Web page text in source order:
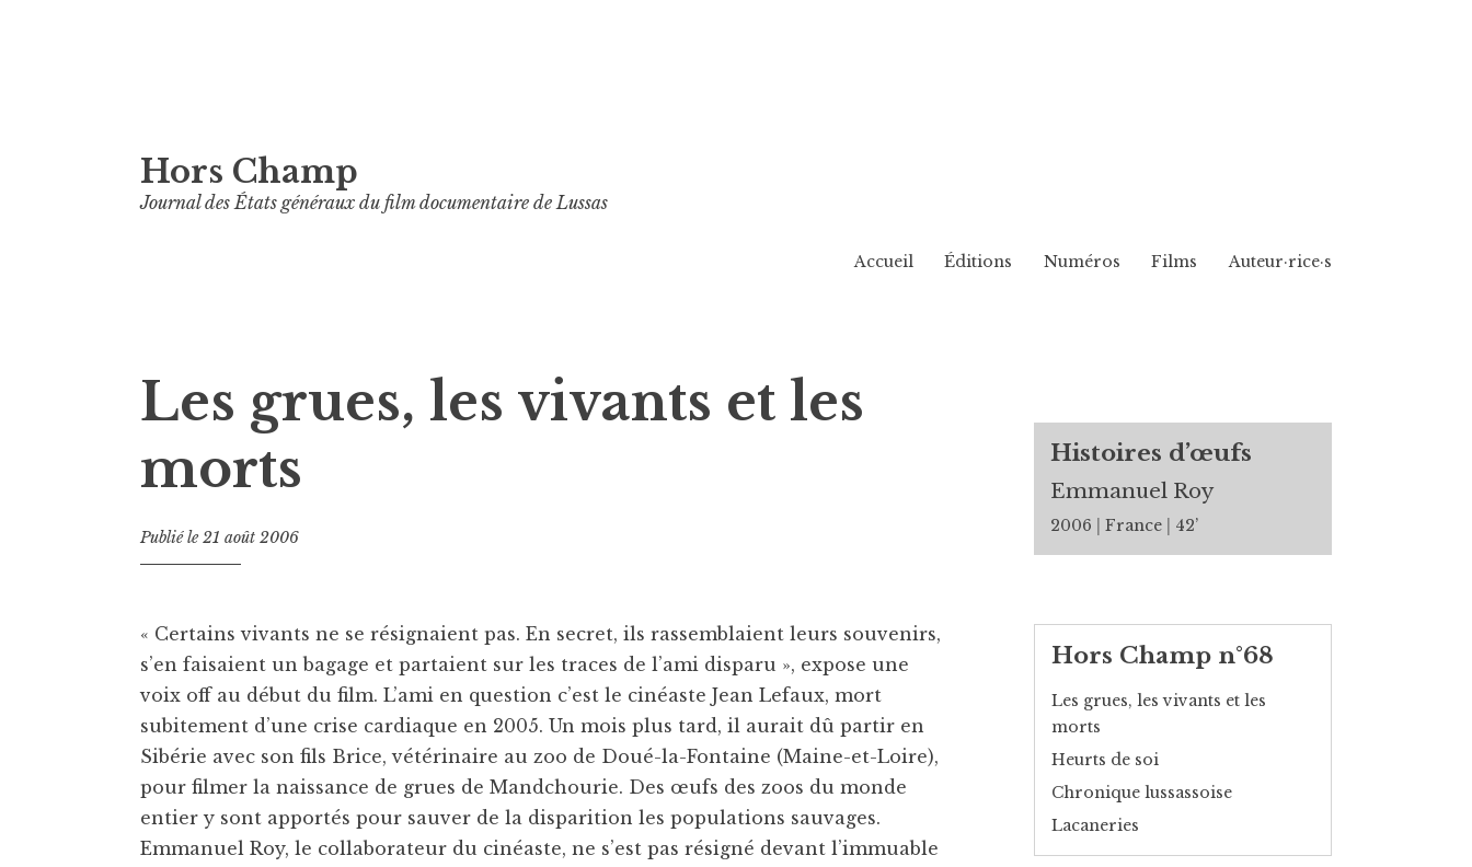
au
contenu
Hors Champ
Journal des États généraux du film documentaire de Lussas
Accueil Éditions Numéros Films Auteur·rice·s
Les grues, les vivants et les
morts
Publié le21 août 2006
« Certains vivants ne se résignaient pas. En secret, ils rassemblaient leurs souvenirs,
s’en faisaient un bagage et partaient sur les traces de l’ami disparu », expose une
voix off au début du film. L’ami en question c’est le cinéaste Jean Lefaux, mort
subitement d’une crise cardiaque en 2005. Un mois plus tard, il aurait dû partir en
Sibérie avec son fils Brice, vétérinaire au zoo de Doué-la-Fontaine (Maine-et-Loire),
pour filmer la naissance de grues de Mandchourie. Des œufs des zoos du monde
entier y sont apportés pour sauver de la disparition les populations sauvages.
Emmanuel Roy, le collaborateur du cinéaste, ne s’est pas résigné devant l’immuable
Histoires d’œufs
Emmanuel Roy
2006 France 42’
Hors Champ n°68
Les grues, les vivants et les
morts
Heurts de soi
Chronique lussassoise
Lacaneries